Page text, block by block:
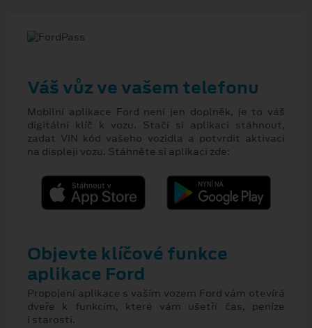
Váš vůz ve vašem telefonu
Mobilní aplikace Ford není jen doplněk, je to váš
digitální klíč k vozu. Stačí si aplikaci stáhnout,
zadat VIN kód vašeho vozidla a potvrdit aktivaci
na displeji vozu. Stáhněte si aplikaci zde:
Objevte klíčové funkce
aplikace Ford
Propojení aplikace s vaším vozem Ford vám otevírá
dveře k funkcím, které vám ušetří čas, peníze
i starosti.